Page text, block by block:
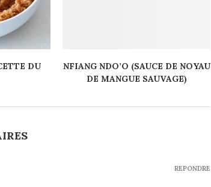
DU
NFIANG NDO’O (SAUCE DE NOYAU
DE MANGUE SAUVAGE)
REPONDRE